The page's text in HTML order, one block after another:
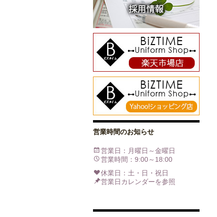
営業時間のお知らせ
営業日：月曜日～金曜日
営業時間：9:00～18:00
休業日：土・日・祝日
営業日カレンダーを参照